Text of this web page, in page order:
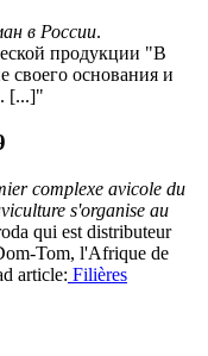
в России.
продукции "В
своего основания и
[...]"
complexe avicole du
s'organise au
qui est distributeur
Tom, l'Afrique de
article: Filières